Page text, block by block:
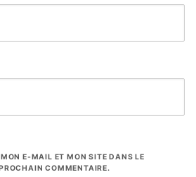
E-MAIL ET MON SITE DANS LE
COMMENTAIRE.